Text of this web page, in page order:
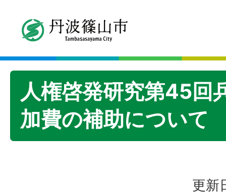
人権啓発研究第45回
加費の補助について
更新